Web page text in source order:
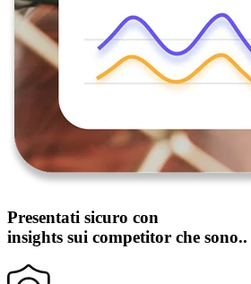
Presentati sicuro con
insights sui competitor che sono..